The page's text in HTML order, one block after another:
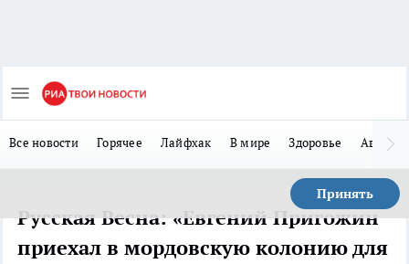
Все новости Горячее Лайфхак В мире Здоровье Авто
Принять
Русская Весна: «Евгений Пригожин
приехал в мордовскую колонию для